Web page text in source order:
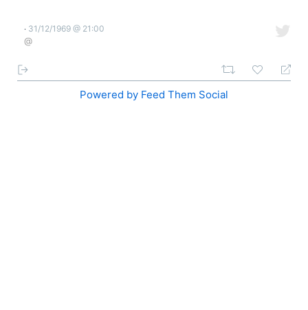
· 31/12/1969 @ 21:00
@
Powered by Feed Them Social